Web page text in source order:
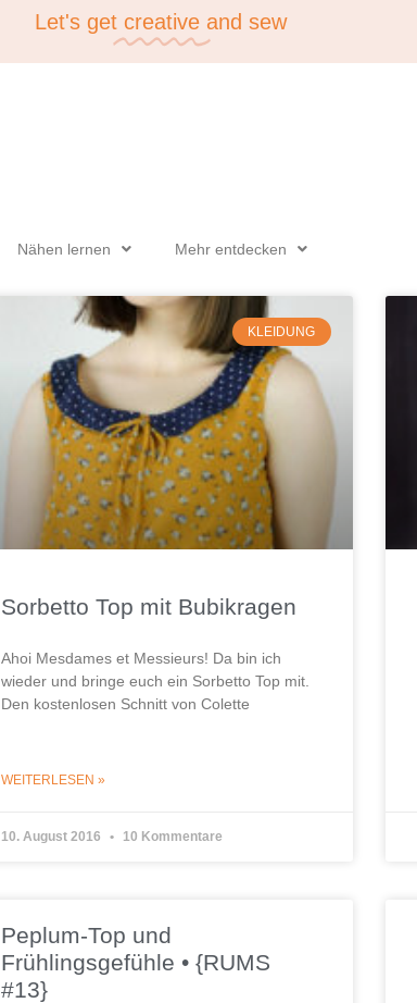
Let's get creative and sew
Nähen lernen Mehr entdecken
KLEIDUNG
Sorbetto Top mit Bubikragen
Ahoi Mesdames et Messieurs! Da bin ich
wieder und bringe euch ein Sorbetto Top mit.
Den kostenlosen Schnitt von Colette
WEITERLESEN »
10. August 2016 10 Kommentare
Peplum-Top und
Frühlingsgefühle • {RUMS
#13}